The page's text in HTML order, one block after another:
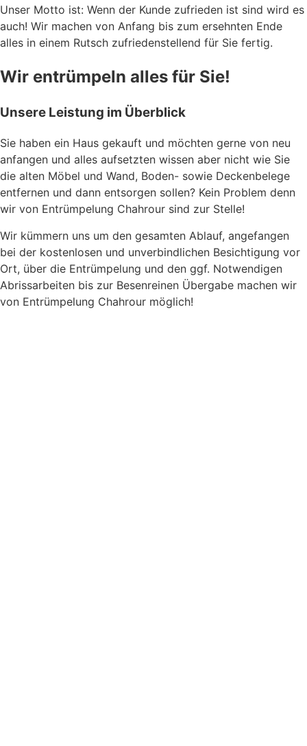
Unser Motto ist: Wenn der Kunde zufrieden ist sind wird es
auch! Wir machen von Anfang bis zum ersehnten Ende
alles in einem Rutsch zufriedenstellend für Sie fertig.
Wir entrümpeln alles für Sie!
Unsere Leistung im Überblick
Sie haben ein Haus gekauft und möchten gerne von neu
anfangen und alles aufsetzten wissen aber nicht wie Sie
die alten Möbel und Wand, Boden- sowie Deckenbelege
entfernen und dann entsorgen sollen? Kein Problem denn
wir von Entrümpelung Chahrour sind zur Stelle!
Wir kümmern uns um den gesamten Ablauf, angefangen
bei der kostenlosen und unverbindlichen Besichtigung vor
Ort, über die Entrümpelung und den ggf. Notwendigen
Abrissarbeiten bis zur Besenreinen Übergabe machen wir
von Entrümpelung Chahrour möglich!